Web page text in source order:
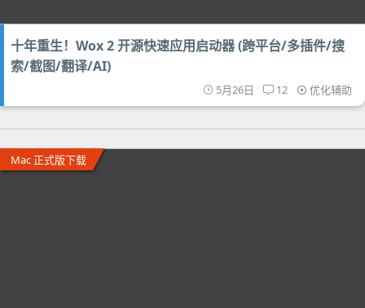
十年重生！Wox 2 开源快速应用启动器 (跨平台/多插件/搜
索/截图/翻译/AI)
5月26日 12 优化辅助
Mac 正式版下载